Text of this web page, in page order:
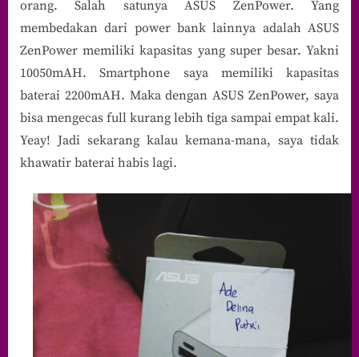
orang. Salah satunya ASUS ZenPower. Yang
membedakan dari power bank lainnya adalah ASUS
ZenPower memiliki kapasitas yang super besar. Yakni
10050mAH. Smartphone saya memiliki kapasitas
baterai 2200mAH. Maka dengan ASUS ZenPower, saya
bisa mengecas full kurang lebih tiga sampai empat kali.
Yeay! Jadi sekarang kalau kemana-mana, saya tidak
khawatir baterai habis lagi.